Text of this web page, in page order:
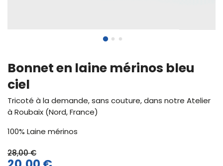
Bonnet en laine mérinos bleu
ciel
Tricoté à la demande, sans couture, dans notre Atelier
à Roubaix (Nord, France)
100% Laine mérinos
28,00 €